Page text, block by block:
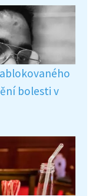
bolesti v